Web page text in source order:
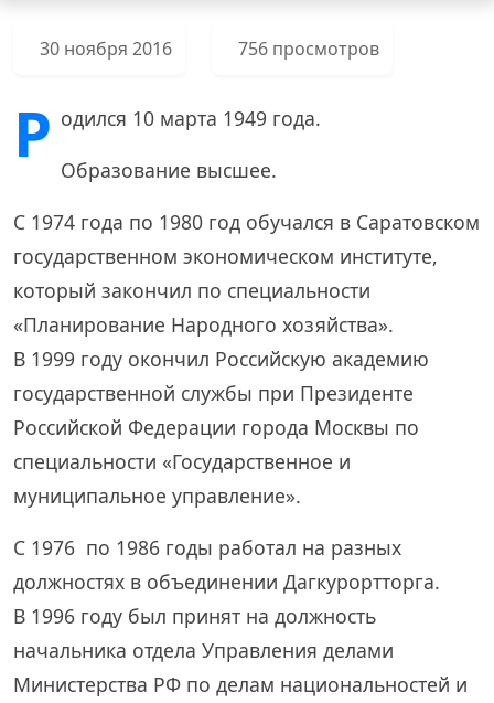
30 ноября 2016 756 просмотров
Р одился 10 марта 1949 года.
Образование высшее.
С 1974 года по 1980 год обучался в Саратовском
государственном экономическом институте,
который закончил по специальности
«Планирование Народного хозяйства».
В 1999 году окончил Российскую академию
государственной службы при Президенте
Российской Федерации города Москвы по
специальности «Государственное и
муниципальное управление».
С 1976 по 1986 годы работал на разных
должностях в объединении Дагкурортторга.
В 1996 году был принят на должность
начальника отдела Управления делами
Министерства РФ по делам национальностей и